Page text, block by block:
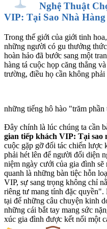
Nghệ Thuật
VIP: Tại Sao Nhà
Trong thế giới của giới tinh
những người có gu thưởng
hoàn hảo đã bước sang một
hàng tá cuộc họp căng thẳng
trường, điều họ cần không
những tiếng hô hào "trăm
Đây chính là lúc chúng ta cần
gian tiếp khách VIP: Tại sao
cuộc gặp gỡ đối tác chiến lược
phải hét lên để người đối diện
niệm ngày cưới của gia đình
quanh là những bàn tiệc hỗn
VIP, sự sang trọng không chỉ
riêng tư mang tính đặc
tại để những câu chuyện kinh
những cái bắt tay mang sức
xúc gia đình được kết nối một